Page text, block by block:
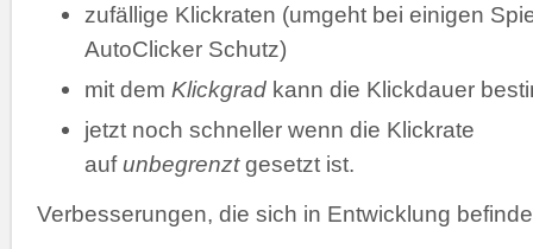
zufällige Klickraten (umgeht bei einigen
AutoClicker Schutz)
mit dem Klickgrad kann die Klickdauer
jetzt noch schneller wenn die Klickrate
aufunbegrenztgesetzt ist.
Verbesserungen, die sich in Entwicklung